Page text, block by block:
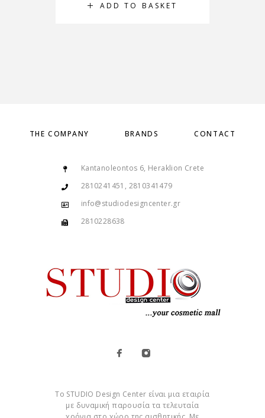
ADD TO BASKET
THE COMPANY BRANDS CONTACT
Kantanoleontos 6, Heraklion Crete
2810241451, 2810341479
info@studiodesigncenter.gr
2810228638
Το STUDIO Design Center είναι μια εταιρία
με δυναμική παρουσία τα τελευταία